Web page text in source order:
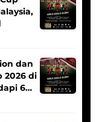
dan
2026 di
6